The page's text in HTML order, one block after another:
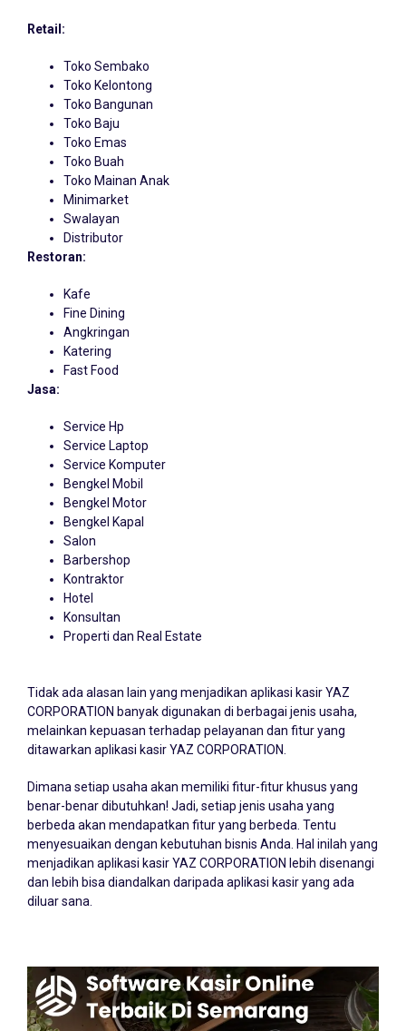
Retail:
Toko Sembako
Toko Kelontong
Toko Bangunan
Toko Baju
Toko Emas
Toko Buah
Toko Mainan Anak
Minimarket
Swalayan
Distributor
Restoran:
Kafe
Fine Dining
Angkringan
Katering
Fast Food
Jasa:
Service Hp
Service Laptop
Service Komputer
Bengkel Mobil
Bengkel Motor
Bengkel Kapal
Salon
Barbershop
Kontraktor
Hotel
Konsultan
Properti dan Real Estate
Tidak ada alasan lain yang menjadikan aplikasi kasir YAZ
CORPORATION banyak digunakan di berbagai jenis usaha,
melainkan kepuasan terhadap pelayanan dan fitur yang
ditawarkan aplikasi kasir YAZ CORPORATION.
Dimana setiap usaha akan memiliki fitur-fitur khusus yang
benar-benar dibutuhkan! Jadi, setiap jenis usaha yang
berbeda akan mendapatkan fitur yang berbeda. Tentu
menyesuaikan dengan kebutuhan bisnis Anda. Hal inilah yang
menjadikan aplikasi kasir YAZ CORPORATION lebih disenangi
dan lebih bisa diandalkan daripada aplikasi kasir yang ada
diluar sana.